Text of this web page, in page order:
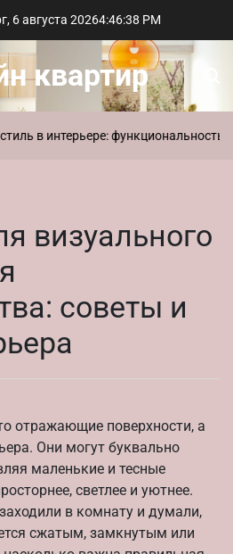
6 августа 20264:46:39 PM
квартир
функциональность и
визуального
советы и
отражающие поверхности, а
Они могут буквально
маленькие и тесные
светлее и уютнее.
в комнату и думали,
сжатым, замкнутым или